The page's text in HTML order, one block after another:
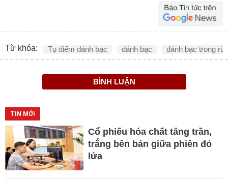
Từ khóa: Tụ điểm đánh bạc đánh bạc đánh bạc trong
BÌNH LUẬN
TIN MỚI
Cổ phiếu hóa chất tăng trần,
trắng bên bán giữa phiên đỏ
lửa